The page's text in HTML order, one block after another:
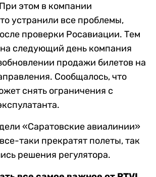
этом в компании
устранили все проблемы,
проверки Росавиации. Тем
следующий день компания
продажи билетов на
Сообщалось, что
снять ограничения с
«Саратовские авиалинии»
таки прекратят полеты, так
решения регулятора.